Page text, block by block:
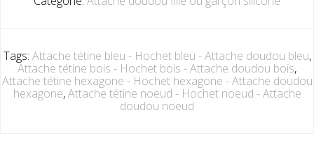
Tags: Attache tétine bleu - Hochet bleu - Attache doudou bleu,
Attache tétine bois - Hochet bois - Attache doudou bois,
Attache tétine hexagone - Hochet hexagone - Attache doudou
hexagone,Attache tétine noeud - Hochet noeud - Attache
doudou noeud